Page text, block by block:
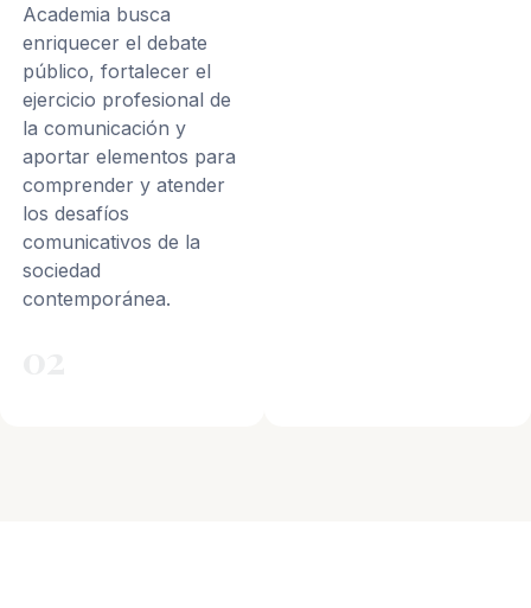
Academia busca
enriquecer el debate
público, fortalecer el
ejercicio profesional de
la comunicación y
aportar elementos para
comprender y atender
los desafíos
comunicativos de la
sociedad
contemporánea.